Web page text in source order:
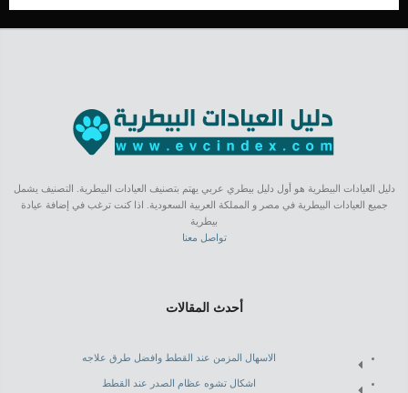
دليل العيادات البيطرية هو أول دليل بيطري عربي يهتم بتصنيف العيادات البيطرية. التصنيف يشمل
جميع العيادات البيطرية في مصر و المملكة العربية السعودية. اذا كنت ترغب في إضافة عيادة
بيطرية
تواصل معنا
أحدث المقالات
الاسهال المزمن عند القطط وافضل طرق علاجه
اشكال تشوه عظام الصدر عند القطط